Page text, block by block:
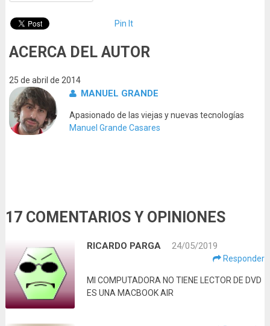
Pin It
ACERCA DEL AUTOR
25 de abril de 2014
MANUEL GRANDE
Apasionado de las viejas y nuevas tecnologías
Manuel Grande Casares
17 COMENTARIOS Y OPINIONES
RICARDO PARGA 24/05/2019
Responder
MI COMPUTADORA NO TIENE LECTOR DE DVD
ES UNA MACBOOK AIR